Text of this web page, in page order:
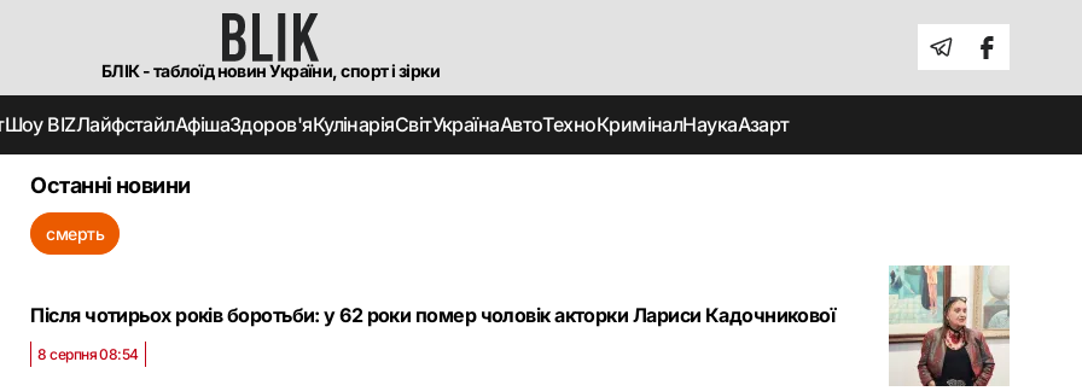
БЛІК - таблоїд новин України, спорт і зірки
Шоу BIZЛайфстайлАфішаЗдоров'яКулінаріяСвітУкраїнаАвтоТехноКриміналНаукаАзарт
Останні новини
смерть
Після чотирьох років боротьби: у 62 роки помер чоловік акторки Лариси Кадочникової
8 серпня 08:54